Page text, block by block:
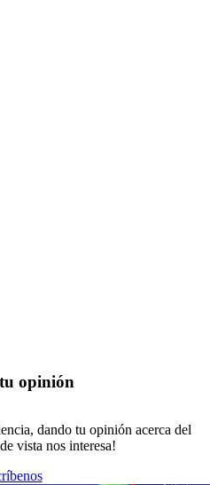
opinión
dando tu opinión acerca del
vista nos interesa!